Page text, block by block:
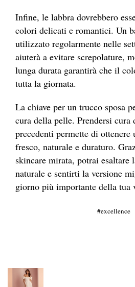
Infine, le labbra dovrebbero
colori delicati e romantici. Un
utilizzato regolarmente nelle
aiuterà a evitare screpolature,
lunga durata garantirà che il
tutta la giornata.
La chiave per un trucco sposa
cura della pelle. Prendersi cura
precedenti permette di
fresco, naturale e duraturo.
skincare mirata, potrai esaltare
naturale e sentirti la versione
giorno più importante della tua
excellence